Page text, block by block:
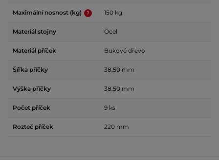
Maximální nosnost (kg) 150 kg
Materiál stojny Ocel
Materiál příček Bukové dřevo
Šířka příčky 38.50 mm
Výška příčky 38.50 mm
Počet příček 9 ks
Rozteč příček 220 mm